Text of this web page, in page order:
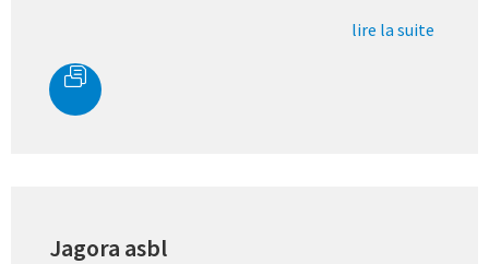
lire la suite
Jagora asbl